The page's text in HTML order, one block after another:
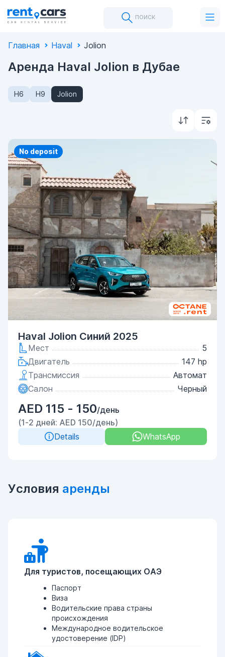
поиск
Главная Haval Jolion
Аренда Haval Jolion в Дубае
H6 H9 Jolion
Priority
No deposit
Haval Jolion Синий 2025
Мест
5
Двигатель
147 hp
Трансмиссия
Автомат
Салон
Черный
AED 115 - 150/день
(1-2 дней: AED 150/день)
Details
WhatsApp
Условия аренды
Для туристов, посещающих ОАЭ
Паспорт
Виза
Водительские права страны
происхождения
Международное водительское
удостоверение (IDP)